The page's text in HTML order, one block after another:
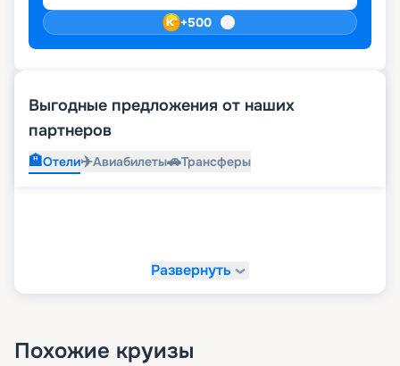
+500
Выгодные предложения от наших
партнеров
🏨Отели✈️Авиабилеты🚗Трансферы
Развернуть
Похожие круизы